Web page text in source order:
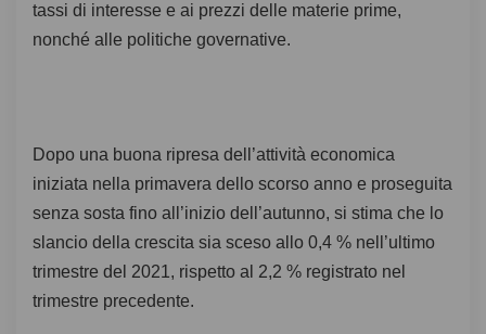
tassi di interesse e ai prezzi delle materie prime,
nonché alle politiche governative.
Dopo una buona ripresa dell’attività economica
iniziata nella primavera dello scorso anno e proseguita
senza sosta fino all’inizio dell’autunno, si stima che lo
slancio della crescita sia sceso allo 0,4 % nell’ultimo
trimestre del 2021, rispetto al 2,2 % registrato nel
trimestre precedente.